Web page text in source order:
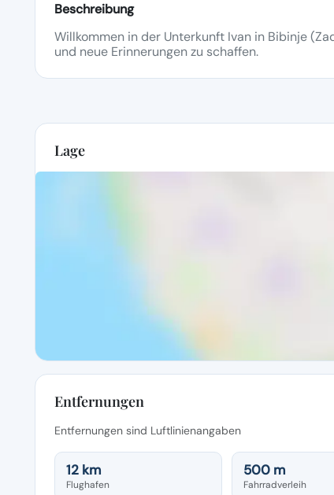
Beschreibung
Willkommen in der Unterkunft Ivan in Bibinje
und neue Erinnerungen zu schaffen.
Lage
Entfernungen
Entfernungen sind Luftlinienangaben
12 km
Flughafen
500 m
Fahrradverleih